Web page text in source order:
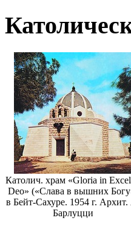
Католич. храм «Gloria in
Deo» («Слава в вышних
в Бейт-Сахуре. 1954 г.
Барлуцци